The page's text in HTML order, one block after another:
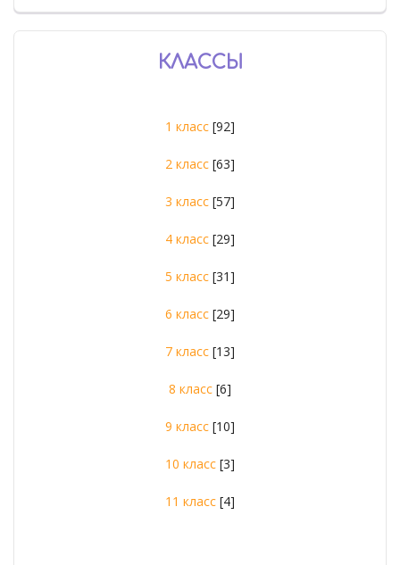
КЛАССЫ
1 класс [92]
2 класс [63]
3 класс [57]
4 класс [29]
5 класс [31]
6 класс [29]
7 класс [13]
8 класс [6]
9 класс [10]
10 класс [3]
11 класс [4]